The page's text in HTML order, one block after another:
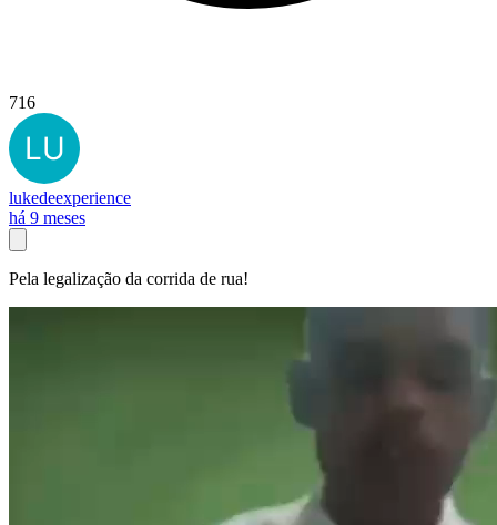
716
lukedeexperience
há 9 meses
Pela legalização da corrida de rua!